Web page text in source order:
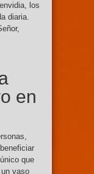
los
diaria.
en
que
vaso